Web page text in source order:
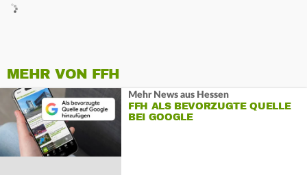
MEHR VON FFH
Mehr News aus Hessen
FFH ALS BEVORZUGTE QUELLE
BEI GOOGLE